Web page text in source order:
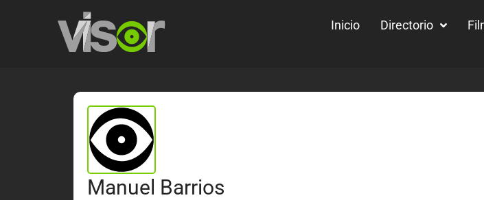
Inicio Directorio
Manuel Barrios